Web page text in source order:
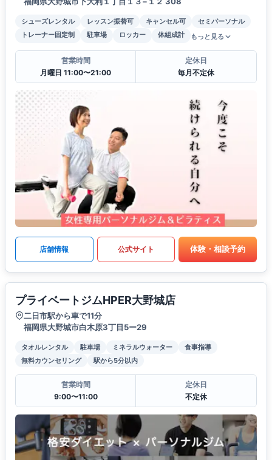
シューズレンタル レッスン振替可 キャンセル可
セミパーソナル
トレーナー固定制
駐車場 ロッカー 体組成計 もっと見る
営業時間
月曜日 11:00〜21:00
定休日
毎月不定休
店舗情報 公式サイト 体験・相談予約
プライベートジムHPER大野城店
二日市駅から車で11分
福岡県大野城市白木原3丁目5ー29
タオルレンタル 駐車場 ミネラルウォーター
食事指導
無料カウンセリング
駅から5分以内
営業時間
9:00〜11:00
定休日
不定休